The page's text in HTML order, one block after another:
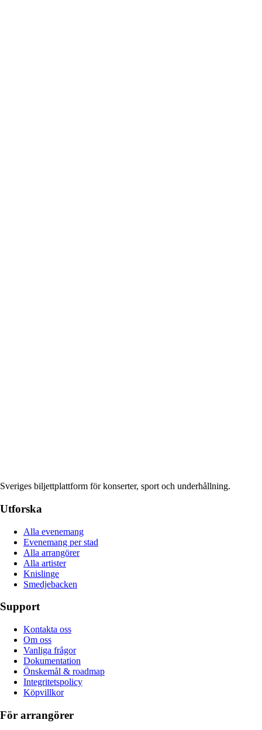
Sveriges biljettplattform för konserter, sport och underhållning.
Utforska
Alla evenemang
Evenemang per stad
Alla arrangörer
Alla artister
Knislinge
Smedjebacken
Support
Kontakta oss
Om oss
Vanliga frågor
Dokumentation
Önskemål & roadmap
Integritetspolicy
Köpvillkor
För arrangörer